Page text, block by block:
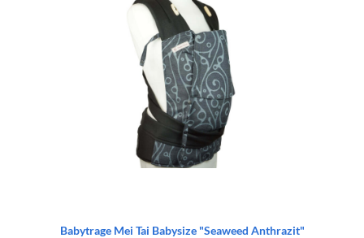
Babytrage Mei Tai Babysize "Seaweed Anthrazit"